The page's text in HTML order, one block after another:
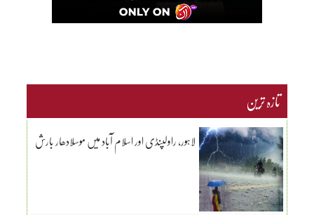
تازہ ترین
لاہور، راولپنڈی اور اسلام آباد میں موسلادھار بارش